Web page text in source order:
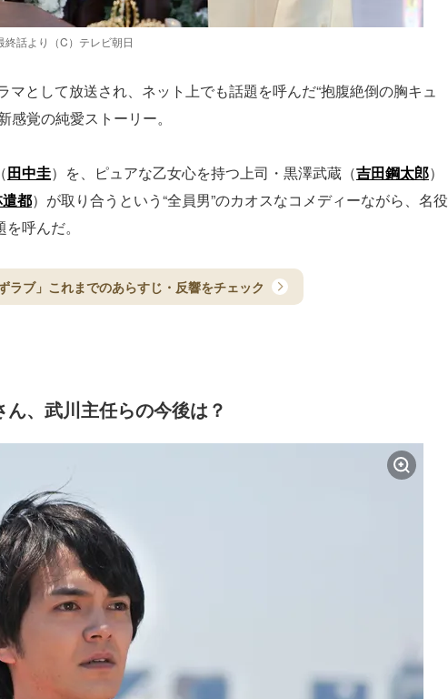
話より（C）テレビ朝日
として放送され、ネット上でも話題を呼んだ“抱腹絶倒の胸キュ
感覚の純愛ストーリー。
田中圭）を、ピュアな乙女心を持つ上司・黒澤武蔵（吉田鋼太郎）
都）が取り合うという“全員男”のカオスなコメディーながら、名役
呼んだ。
ラブ」これまでのあらすじ・反響をチェック
、武川主任らの今後は？